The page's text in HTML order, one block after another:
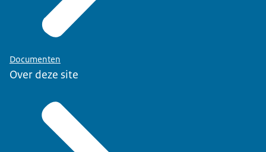
Documenten
Over deze site